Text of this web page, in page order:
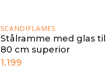
SCANDIFLAMES
Stålramme med glas til
80 cm superior
1.199